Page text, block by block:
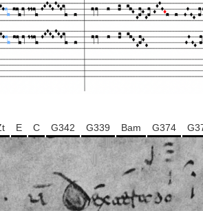
E C G342 G339 Bam G374